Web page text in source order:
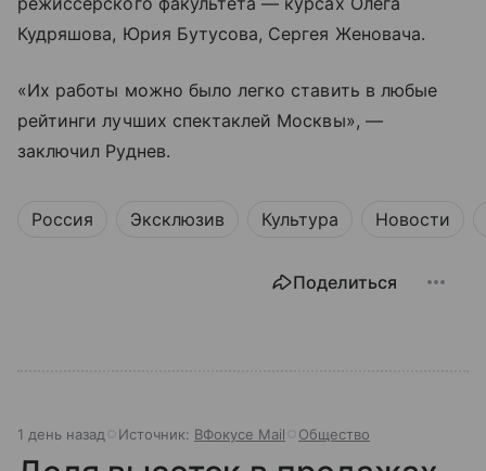
Кудряшова, Юрия Бутусова, Сергея Женовача.
«Их работы можно было легко ставить в любые
рейтинги лучших спектаклей Москвы», —
заключил Руднев.
Россия Эксклюзив Культура Новости
Поделиться
1 день назад Источник: ВФокусе Mail Общество